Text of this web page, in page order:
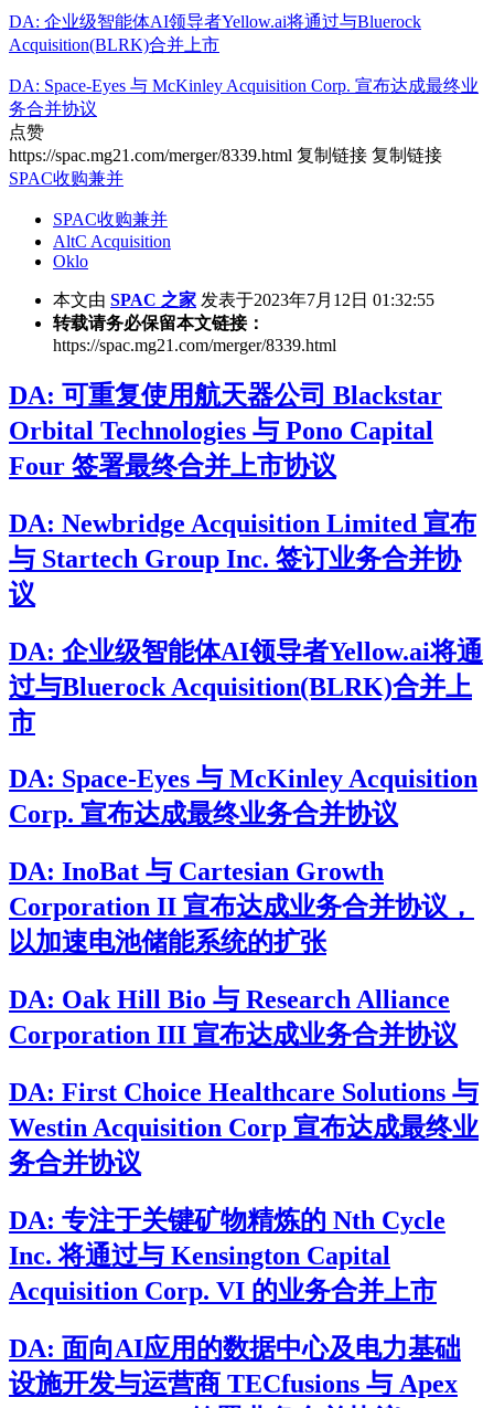
DA: 企业级智能体AI领导者Yellow.ai将通过与Bluerock
Acquisition(BLRK)合并上市
DA: Space-Eyes 与 McKinley Acquisition Corp. 宣布达成最终业
务合并协议
点赞
https://spac.mg21.com/merger/8339.html 复制链接 复制链接
SPAC收购兼并
SPAC收购兼并
AltC Acquisition
Oklo
本文由 SPAC 之家 发表于2023年7月12日 01:32:55
转载请务必保留本文链接：
https://spac.mg21.com/merger/8339.html
DA: 可重复使用航天器公司 Blackstar
Orbital Technologies 与 Pono Capital
Four 签署最终合并上市协议
DA: Newbridge Acquisition Limited 宣布
与 Startech Group Inc. 签订业务合并协
议
DA: 企业级智能体AI领导者Yellow.ai将通
过与Bluerock Acquisition(BLRK)合并上
市
DA: Space-Eyes 与 McKinley Acquisition
Corp. 宣布达成最终业务合并协议
DA: InoBat 与 Cartesian Growth
Corporation II 宣布达成业务合并协议，
以加速电池储能系统的扩张
DA: Oak Hill Bio 与 Research Alliance
Corporation III 宣布达成业务合并协议
DA: First Choice Healthcare Solutions 与
Westin Acquisition Corp 宣布达成最终业
务合并协议
DA: 专注于关键矿物精炼的 Nth Cycle
Inc. 将通过与 Kensington Capital
Acquisition Corp. VI 的业务合并上市
DA: 面向AI应用的数据中心及电力基础
设施开发与运营商 TECfusions 与 Apex